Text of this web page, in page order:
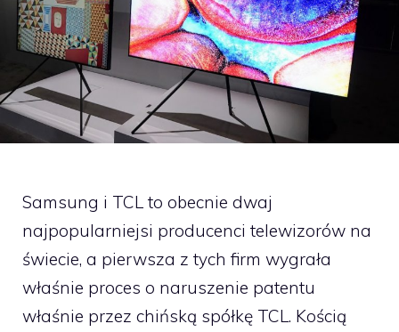
Samsung i TCL to obecnie dwaj
najpopularniejsi producenci telewizorów na
świecie, a pierwsza z tych firm wygrała
właśnie proces o naruszenie patentu
właśnie przez chińską spółkę TCL. Kością